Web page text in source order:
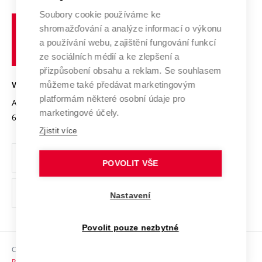
Výzkumné infrastruktury
Transfer znalostí
Open Science
Projekty
Projekty ze strukturálních fondů
Specifický výzkum
Spolupráce se školami
Služby univerzity
Mezinárodní dohody
Univerzitní sítě
Profil univerzity
Udržitelná univerzita
Podnikavá univerzita / ContriBUTe
Bezpečná univerzita
Vyznamenání
Organizační struktura
Ochrana osobních údajů
odkaz)
Sociální bezpečí
učení
technické
VYSOKÉ UČENÍ TECHNICKÉ V BRNĚ
Antonínská 548/1
602 00 Brno
www.vut.cz
vut@vutbr.cz
Copyright © 2026 VUT
Soubory cookie používáme ke
shromažďování a analýze informací o výkonu
a používání webu, zajištění fungování funkcí
ze sociálních médií a ke zlepšení a
přizpůsobení obsahu a reklam. Se souhlasem
můžeme také předávat marketingovým
platformám některé osobní údaje pro
marketingové účely.
Zjistit více
POVOLIT VŠE
Nastavení
Povolit pouze nezbytné